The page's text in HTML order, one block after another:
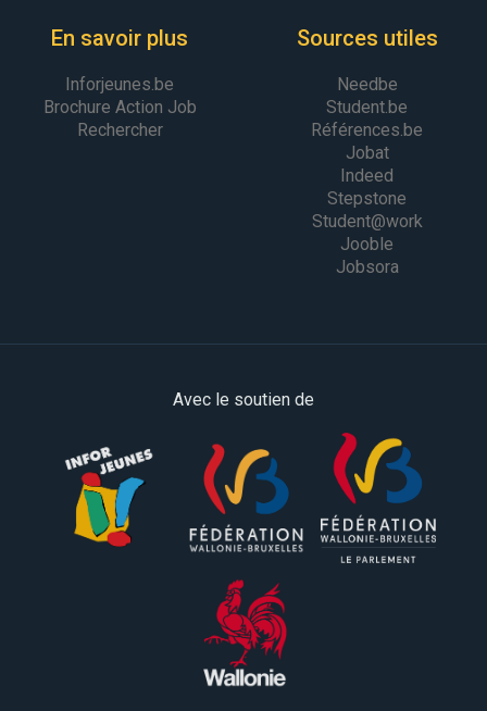
En savoir plus
Inforjeunes.be
Brochure Action Job
Rechercher
Sources utiles
Needbe
Student.be
Références.be
Jobat
Indeed
Stepstone
Student@work
Jooble
Jobsora
Avec le soutien de